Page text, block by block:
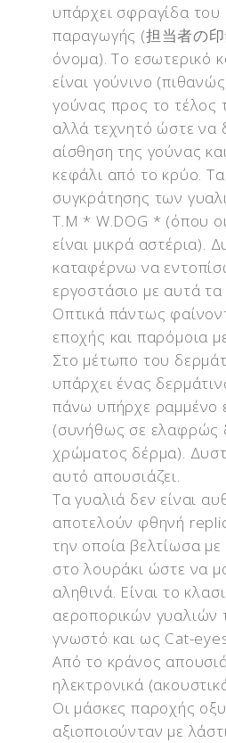
υπάρχει σφραγίδα
παραγωγής (担当者の
όνομα). Το εσωτερικό
είναι γούνινο
γούνας προς το τέλος
αλλά τεχνητό ώστε να
αίσθηση της γούνας
κεφάλι από το κρύο.
συγκράτησης των
T.M * W.DOG * (όπου
είναι μικρά αστέρια).
καταφέρνω να
εργοστάσιο με αυτά τα
Οπτικά πάντως
εποχής και παρόμοια
Στο μέτωπο του
υπάρχει ένας
πάνω υπήρχε ραμμένο
(συνήθως σε ελαφρώς
χρώματος δέρμα).
αυτό απουσιάζει.
Τα γυαλιά δεν είναι
αποτελούν φθηνή
την οποία βελτίωσα με
στο λουράκι ώστε να
αληθινά. Είναι το
αεροπορικών
γνωστό και ως Cat-
Από το κράνος
ηλεκτρονικά
Οι μάσκες παροχής
αξιοποιούνταν με